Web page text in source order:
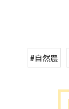
#自然農